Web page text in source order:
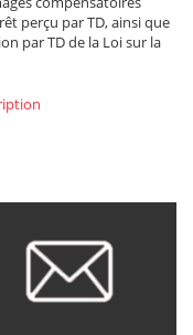
perçu par TD, ainsi que
par TD de la Loi sur la